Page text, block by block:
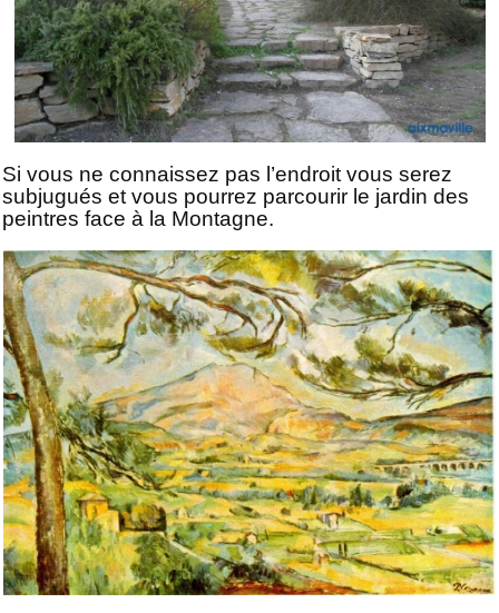
Si vous ne connaissez pas l’endroit vous serez
subjugués et vous pourrez parcourir le jardin des
peintres face à la Montagne.